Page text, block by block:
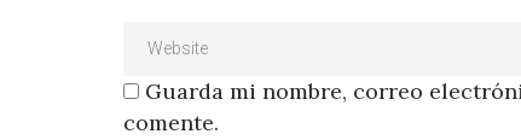
Guarda mi nombre, correo
comente.